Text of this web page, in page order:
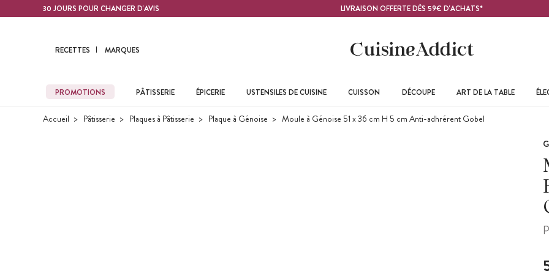
Contenu principal30 JOURS POUR CHANGER D'AVIS LIVRAISON OFFERTE DÈS 59€ D'ACHATS*
RECETTES MARQUES
PROMOTIONS PÂTISSERIE ÉPICERIE USTENSILES DE CUISINE CUISSON DÉCOUPE ART DE LA TABLE
Accueil Pâtisserie Plaques à Pâtisserie Plaque à Génoise Moule à Génoise 51 x 36 cm H 5 cm Anti-adhrérent Gobel